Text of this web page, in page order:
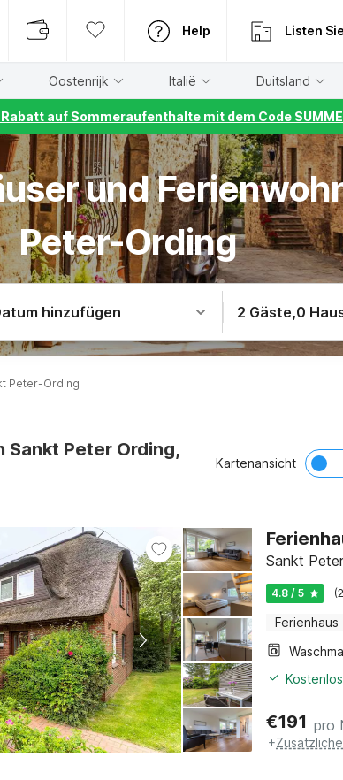
Help Listen
Oostenrijk Italië Duitsland
Rabatt auf Sommeraufenthalte mit dem Code
und
Peter-Ording
hinzufügen 2 Gäste,0
Peter-Ording
Sankt Peter Ording,
Kartenansicht
Sankt
4.8 / 5
Ferienhaus
€191 pro
+